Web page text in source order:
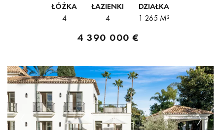
powierzchni 1...
ŁÓŻKA
4
ŁAZIENKI
4
DZIAŁKA
1 265 M²
4 390 000 €
Previous Next